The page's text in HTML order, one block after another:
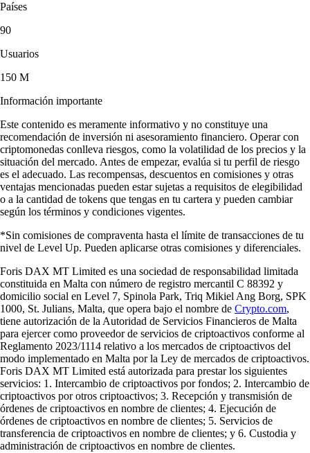
Países
90
Usuarios
150 M
Información importante
Este contenido es meramente informativo y no constituye una
recomendación de inversión ni asesoramiento financiero. Operar con
criptomonedas conlleva riesgos, como la volatilidad de los precios y la
situación del mercado. Antes de empezar, evalúa si tu perfil de riesgo
es el adecuado. Las recompensas, descuentos en comisiones y otras
ventajas mencionadas pueden estar sujetas a requisitos de elegibilidad
o a la cantidad de tokens que tengas en tu cartera y pueden cambiar
según los términos y condiciones vigentes.
*Sin comisiones de compraventa hasta el límite de transacciones de tu
nivel de Level Up. Pueden aplicarse otras comisiones y diferenciales.
Foris DAX MT Limited es una sociedad de responsabilidad limitada
constituida en Malta con número de registro mercantil C 88392 y
domicilio social en Level 7, Spinola Park, Triq Mikiel Ang Borg, SPK
1000, St. Julians, Malta, que opera bajo el nombre de Crypto.com,
tiene autorización de la Autoridad de Servicios Financieros de Malta
para ejercer como proveedor de servicios de criptoactivos conforme al
Reglamento 2023/1114 relativo a los mercados de criptoactivos del
modo implementado en Malta por la Ley de mercados de criptoactivos.
Foris DAX MT Limited está autorizada para prestar los siguientes
servicios: 1. Intercambio de criptoactivos por fondos; 2. Intercambio de
criptoactivos por otros criptoactivos; 3. Recepción y transmisión de
órdenes de criptoactivos en nombre de clientes; 4. Ejecución de
órdenes de criptoactivos en nombre de clientes; 5. Servicios de
transferencia de criptoactivos en nombre de clientes; y 6. Custodia y
administración de criptoactivos en nombre de clientes.